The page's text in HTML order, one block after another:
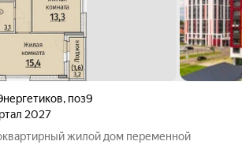
, поз9
2027
жилой дом переменной